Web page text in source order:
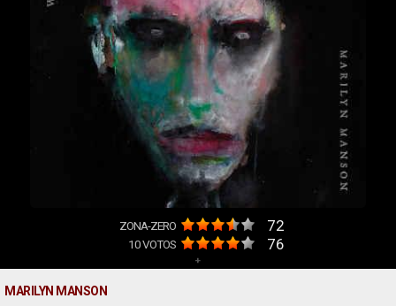
ZONA-ZERO 72
10VOTOS 76
+
MARILYN MANSON